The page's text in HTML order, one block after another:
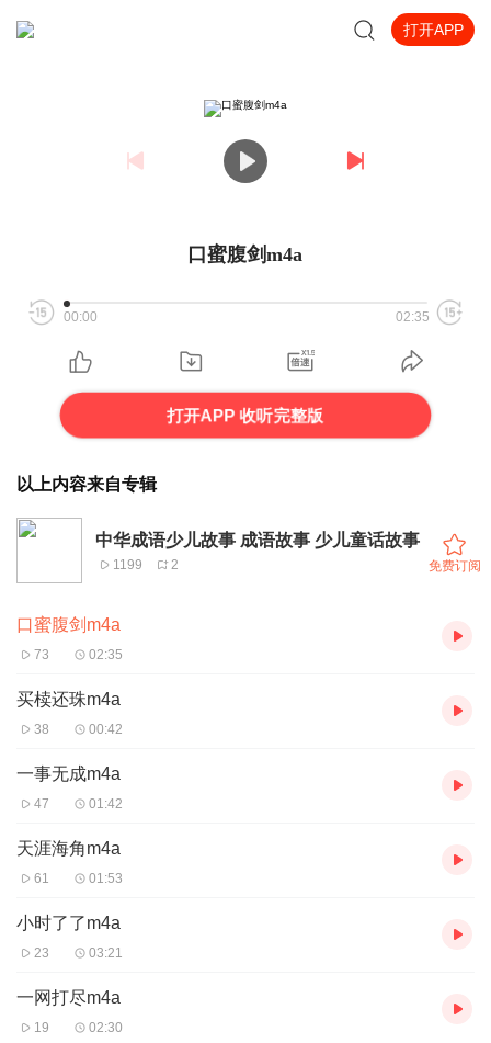
打开APP
口蜜腹剑m4a
00:00 02:35
打开APP 收听完整版
以上内容来自专辑
中华成语少儿故事 成语故事 少儿童话故事
1199 2 免费订阅
口蜜腹剑m4a
73 02:35
买椟还珠m4a
38 00:42
一事无成m4a
47 01:42
天涯海角m4a
61 01:53
小时了了m4a
23 03:21
一网打尽m4a
19 02:30